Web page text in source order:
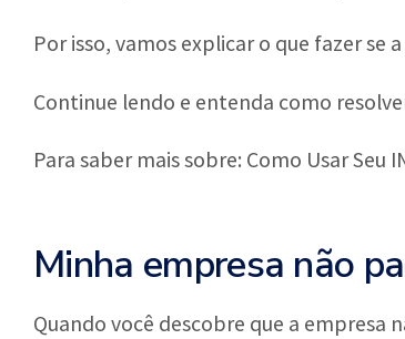
Por isso, vamos explicar o que fazer se
Continue lendo e entenda como
Para saber mais sobre: Como Usar Seu
Minha empresa não
Quando você descobre que a empresa